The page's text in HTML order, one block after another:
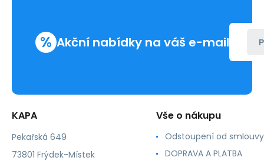
% Akční nabídky na váš e-mail
KAPA
Pekařská 649
73801 Frýdek-Místek
Vše o nákupu
Odstoupení od smlouvy
DOPRAVA A PLATBA